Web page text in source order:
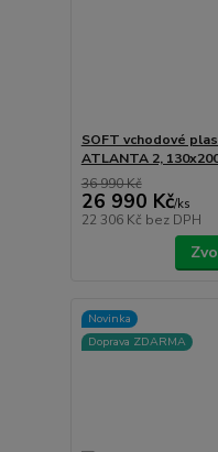
SOFT vchodové
ATLANTA 2,
36 990 Kč
26 990 Kč/ks
22 306 Kč bez DPH
Novinka
Doprava ZDARMA